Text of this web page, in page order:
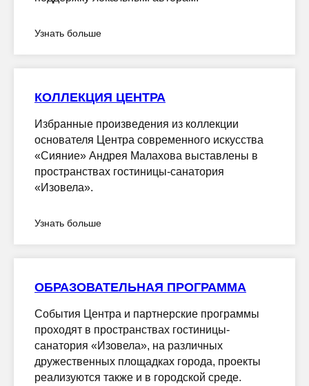
Узнать больше
КОЛЛЕКЦИЯ ЦЕНТРА
Избранные произведения из коллекции
основателя Центра современного искусства
«Сияние» Андрея Малахова выставлены в
пространствах гостиницы-санатория
«Изовела».
Узнать больше
ОБРАЗОВАТЕЛЬНАЯ ПРОГРАММА
События Центра и партнерские программы
проходят в пространствах гостиницы-
санатория «Изовела», на различных
дружественных площадках города, проекты
реализуются также и в городской среде.